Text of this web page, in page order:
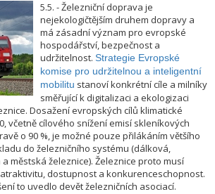
5.5. - Železniční doprava je
nejekologičtějším druhem dopravy a
má zásadní význam pro evropské
hospodářství, bezpečnost a
udržitelnost. Strategie Evropské
komise pro udržitelnou a inteligentní
mobilitu stanoví konkrétní cíle a milníky
směřující k digitalizaci a ekologizaci
Dosažení evropských cílů klimatické
včetně cílového snížení emisí skleníkových
o 90 %, je možné pouze přilákáním většího
do železničního systému (dálková,
městská železnice). Železnice proto musí
dostupnost a konkurenceschopnost.
to uvedlo devět železničních asociací.